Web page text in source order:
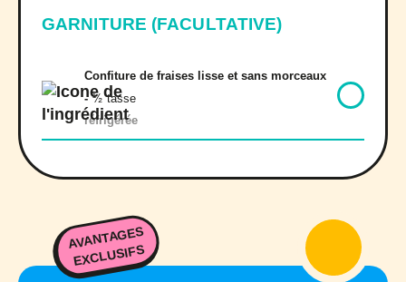
GARNITURE (FACULTATIVE)
Confiture de fraises lisse et sans morceaux
- ½ tasse
réfrigérée
AVANTAGES
EXCLUSIFS